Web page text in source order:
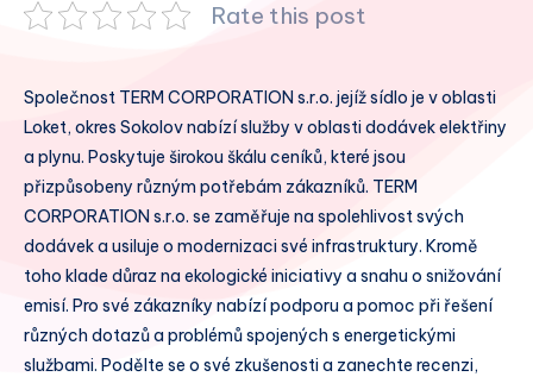
Rate this post
Společnost TERM CORPORATION s.r.o. jejíž sídlo je v oblasti
Loket, okres Sokolov nabízí služby v oblasti dodávek elektřiny
a plynu. Poskytuje širokou škálu ceníků, které jsou
přizpůsobeny různým potřebám zákazníků. TERM
CORPORATION s.r.o. se zaměřuje na spolehlivost svých
dodávek a usiluje o modernizaci své infrastruktury. Kromě
toho klade důraz na ekologické iniciativy a snahu o snižování
emisí. Pro své zákazníky nabízí podporu a pomoc při řešení
různých dotazů a problémů spojených s energetickými
službami. Podělte se o své zkušenosti a zanechte recenzi,